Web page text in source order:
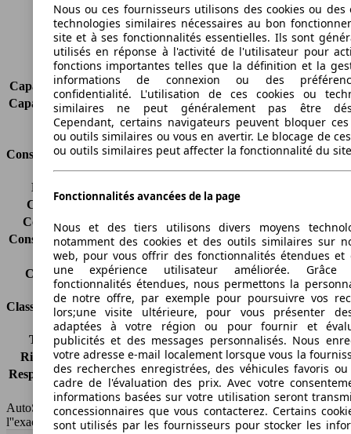
Charge maximale
405 kg
Portes
2
Sièges
4
Charge sur toit
-
Capacité de remorquage (sans freins) 750 kg
Capacité de remorquage (avec freins) 1700 kg
Volume du coffre
440 l
Consommation
Émissions de CO2*
Consommation (ville)
11.0 l/100km
Consommation (route)
6.4 l/100km
Consommation (combinée)* 8.1 l/100km
Classe d'émissions
Euro 5
Capacité du réservoir
63 l
Classes d'assurance
Tous risques
-
Risques partiels
-
Responsabilité civile -
HSN/TSN
n.c./KF510
AutoScout24 France SAS décline toute responsabilité concernant
l''exactitude des indications fournies.
Nous ou ces fournisseurs utilisons des cookies ou des
technologies similaires nécessaires au bon
site et à ses fonctionnalités essentielles. Ils sont
utilisés en réponse à l'activité de l'utilisateur pour
fonctions importantes telles que la définition et la
informations de connexion ou des
confidentialité. L'utilisation de ces cookies ou
similaires ne peut généralement pas être
Cependant, certains navigateurs peuvent bloquer ces
ou outils similaires ou vous en avertir. Le blocage de
ou outils similaires peut affecter la fonctionnalité du
Fonctionnalités avancées de la page
Nous et des tiers utilisons divers moyens
notamment des cookies et des outils similaires sur
web, pour vous offrir des fonctionnalités étendues et
une expérience utilisateur améliorée.
fonctionnalités étendues, nous permettons la
de notre offre, par exemple pour poursuivre vos
lors;une visite ultérieure, pour vous présenter
adaptées à votre région ou pour fournir et
publicités et des messages personnalisés. Nous
votre adresse e-mail localement lorsque vous la
des recherches enregistrées, des véhicules favoris
cadre de l'évaluation des prix. Avec votre
informations basées sur votre utilisation seront
concessionnaires que vous contacterez. Certains
sont utilisés par les fournisseurs pour stocker les